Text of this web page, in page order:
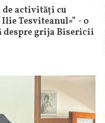
activități cu
Tesviteanul»” - o
despre grija Bisericii